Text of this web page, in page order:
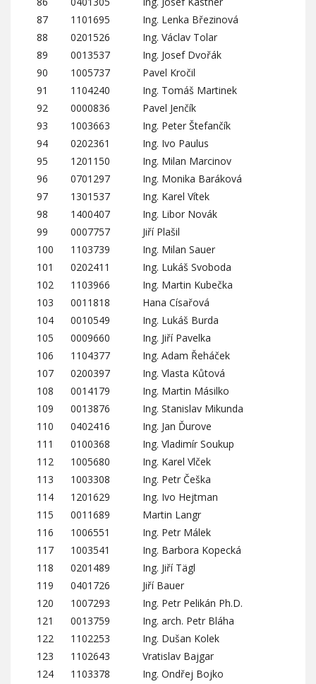
87
1101695
Ing. Lenka Březinová
88
0201526
Ing. Václav Tolar
89
0013537
Ing. Josef Dvořák
90
1005737
Pavel Kročil
91
1104240
Ing. Tomáš Martinek
92
0000836
Pavel Jenčík
93
1003663
Ing. Peter Štefančík
94
0202361
Ing. Ivo Paulus
95
1201150
Ing. Milan Marcinov
96
0701297
Ing. Monika Baráková
97
1301537
Ing. Karel Vítek
98
1400407
Ing. Libor Novák
99
0007757
Jiří Plašil
100
1103739
Ing. Milan Sauer
101
0202411
Ing. Lukáš Svoboda
102
1103966
Ing. Martin Kubečka
103
0011818
Hana Císařová
104
0010549
Ing. Lukáš Burda
105
0009660
Ing. Jiří Pavelka
106
1104377
Ing. Adam Řeháček
107
0200397
Ing. Vlasta Kůtová
108
0014179
Ing. Martin Másilko
109
0013876
Ing. Stanislav Mikunda
110
0402416
Ing. Jan Ďurove
111
0100368
Ing. Vladimír Soukup
112
1005680
Ing. Karel Vlček
113
1003308
Ing. Petr Češka
114
1201629
Ing. Ivo Hejtman
115
0011689
Martin Langr
116
1006551
Ing. Petr Málek
117
1003541
Ing. Barbora Kopecká
118
0201489
Ing. Jiří Tägl
119
0401726
Jiří Bauer
120
1007293
Ing. Petr Pelikán Ph.D.
121
0013759
Ing. arch. Petr Bláha
122
1102253
Ing. Dušan Kolek
123
1102643
Vratislav Bajgar
124
1103378
Ing. Ondřej Bojko